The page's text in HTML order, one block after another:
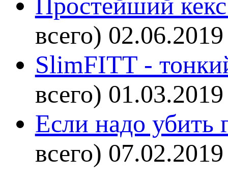
всего) 02.06.2019
SlimFITT -
всего) 01.03.2019
Если надо убить
всего) 07.02.2019